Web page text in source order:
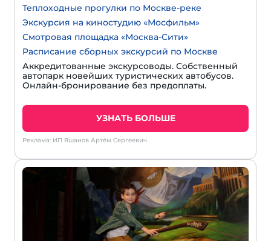
Теплоходные прогулки по Москве-реке
Экскурсия на киностудию «Мосфильм»
Смотровая площадка «Москва-Сити»
Расписание сборных экскурсий по Москве
Аккредитованные экскурсоводы. Собственный
автопарк новейших туристических автобусов.
Онлайн-бронирование без предоплаты.
УЗНАТЬ БОЛЬШЕ
Реклама: ИП Яшанов Артём Сергеевич